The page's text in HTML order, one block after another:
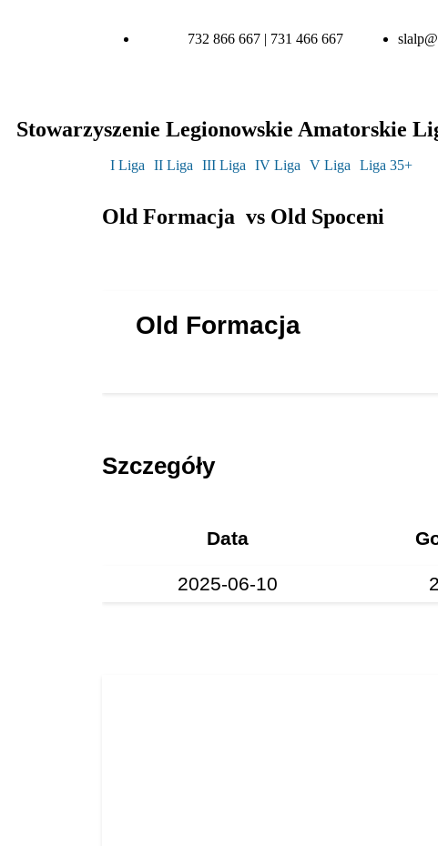
732 866 667 | 731 466 667
Stowarzyszenie Legionowskie Amatorskie
I Liga II Liga III Liga IV Liga V Liga Liga 35+
Old Formacja vs Old Spoceni
Old Formacja
Szczegóły
Data
2025-06-10